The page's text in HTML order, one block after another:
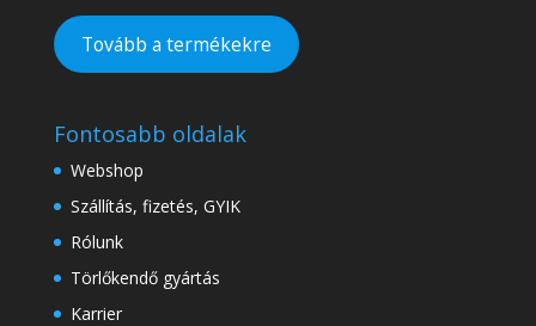
Tovább a termékekre
Fontosabb oldalak
Webshop
Szállítás, fizetés, GYIK
Rólunk
Törlőkendő gyártás
Karrier